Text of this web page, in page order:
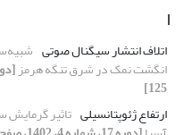
ا
اتلاف انتشار سیگنال صوتی
انگشت نمک در شرق تنگه هرمز
125]
ارتفاع ژئوپتانسیلی تاثیر